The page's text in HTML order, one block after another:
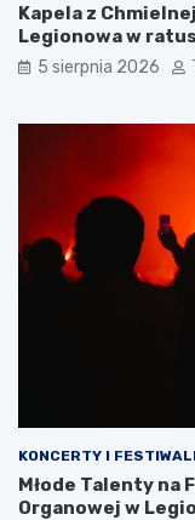
Kapela z
Legionowa w
5 sierpnia 2026
KONCERTY I
Młode Talenty na
Organowej w